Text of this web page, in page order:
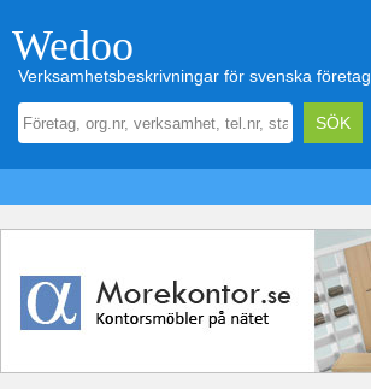
Wedoo
Verksamhetsbeskrivningar för svenska företag